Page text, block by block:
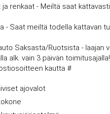
ja renkaat - Meiltä saat
- Saat meiltä todella kattavan
Saksasta/Ruotsista - laajan
alk. vain 3 päivän
kautta #
ajovalot